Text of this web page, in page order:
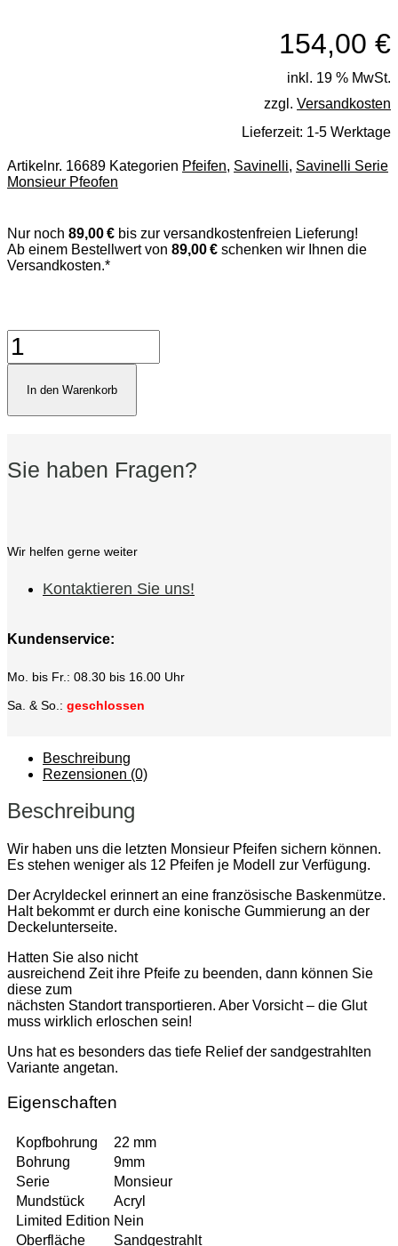
154,00 €
inkl. 19 % MwSt.
zzgl. Versandkosten
Lieferzeit: 1-5 Werktage
Artikelnr. 16689 Kategorien Pfeifen, Savinelli, Savinelli Serie
Monsieur Pfeofen
Nur noch 89,00 € bis zur versandkostenfreien Lieferung!
Ab einem Bestellwert von 89,00 € schenken wir Ihnen die
Versandkosten.*
Savinelli
Monsieur
Sandblast
703
Menge
In den Warenkorb
Sie haben Fragen?
Wir helfen gerne weiter
Kontaktieren Sie uns!
Kundenservice:
Mo. bis Fr.: 08.30 bis 16.00 Uhr
Sa. & So.: geschlossen
Beschreibung
Rezensionen (0)
Beschreibung
Wir haben uns die letzten Monsieur Pfeifen sichern können.
Es stehen weniger als 12 Pfeifen je Modell zur Verfügung.
Der Acryldeckel erinnert an eine französische Baskenmütze.
Halt bekommt er durch eine konische Gummierung an der
Deckelunterseite.
Hatten Sie also nicht
ausreichend Zeit ihre Pfeife zu beenden, dann können Sie
diese zum
nächsten Standort transportieren. Aber Vorsicht – die Glut
muss wirklich erloschen sein!
Uns hat es besonders das tiefe Relief der sandgestrahlten
Variante angetan.
Eigenschaften
Kopfbohrung
22 mm
Bohrung
9mm
Serie
Monsieur
Mundstück
Acryl
Limited Edition Nein
Oberfläche
Sandgestrahlt